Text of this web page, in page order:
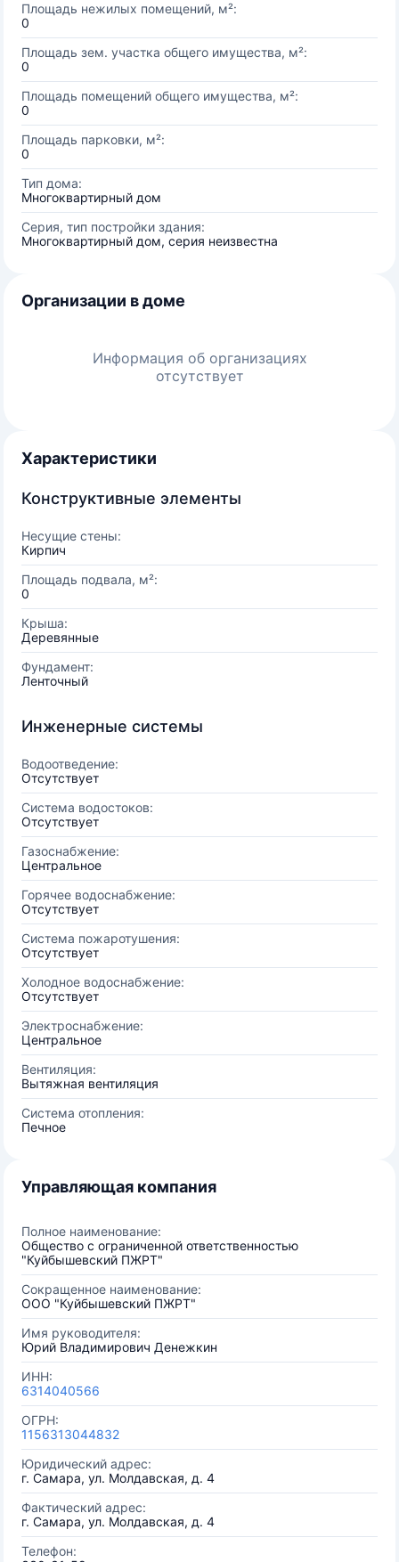
Площадь нежилых помещений, м²:
0
Площадь зем. участка общего имущества, м²:
0
Площадь помещений общего имущества, м²:
0
Площадь парковки, м²:
0
Тип дома:
Многоквартирный дом
Серия, тип постройки здания:
Многоквартирный дом, серия неизвестна
Организации в доме
Информация об организациях
отсутствует
Характеристики
Конструктивные элементы
Несущие стены:
Кирпич
Площадь подвала, м²:
0
Крыша:
Деревянные
Фундамент:
Ленточный
Инженерные системы
Водоотведение:
Отсутствует
Система водостоков:
Отсутствует
Газоснабжение:
Центральное
Горячее водоснабжение:
Отсутствует
Система пожаротушения:
Отсутствует
Холодное водоснабжение:
Отсутствует
Электроснабжение:
Центральное
Вентиляция:
Вытяжная вентиляция
Система отопления:
Печное
Управляющая компания
Полное наименование:
Общество с ограниченной ответственностью
"Куйбышевский ПЖРТ"
Сокращенное наименование:
ООО "Куйбышевский ПЖРТ"
Имя руководителя:
Юрий Владимирович Денежкин
ИНН:
6314040566
ОГРН:
1156313044832
Юридический адрес:
г. Самара, ул. Молдавская, д. 4
Фактический адрес:
г. Самара, ул. Молдавская, д. 4
Телефон: